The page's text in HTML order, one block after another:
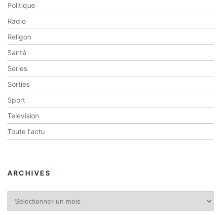
Politique
Radio
Religon
Santé
Series
Sorties
Sport
Television
Toute l'actu
ARCHIVES